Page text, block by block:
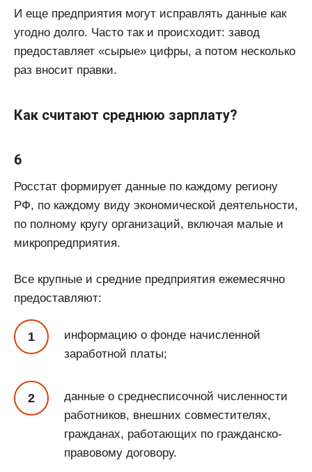
И еще предприятия могут исправлять данные как
угодно долго. Часто так и происходит: завод
предоставляет «сырые» цифры, а потом несколько
раз вносит правки.
Как считают среднюю зарплату?
6
Росстат формирует данные по каждому региону
РФ, по каждому виду экономической деятельности,
по полному кругу организаций, включая малые и
микропредприятия.
Все крупные и средние предприятия ежемесячно
предоставляют:
информацию о фонде начисленной
заработной платы;
данные о среднесписочной численности
работников, внешних совместителях,
гражданах, работающих по гражданско-
правовому договору.